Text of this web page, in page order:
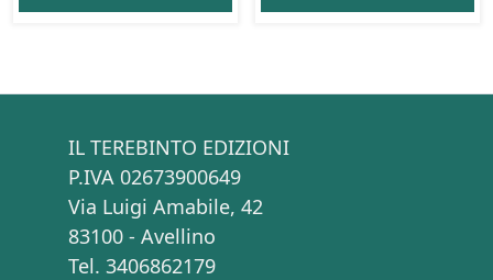
IL TEREBINTO EDIZIONI
P.IVA 02673900649
Via Luigi Amabile, 42
83100 - Avellino
Tel. 3406862179